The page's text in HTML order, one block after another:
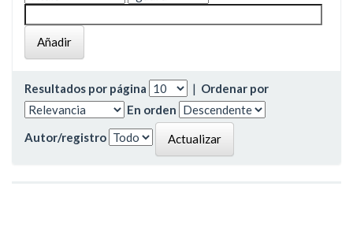
Resultados por página | Ordenar por
En orden
Autor/registro